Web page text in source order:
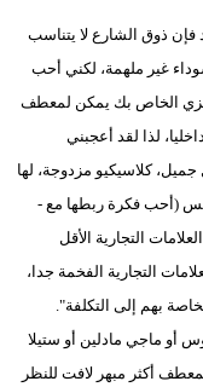
ذوق الشارع لا يتناسب
غير ملهمة، لكني أحب
الزي الخاص بك يمكن لمعطف
لذا لقد أعجبني
كلاسيكيو مزدوجة، لها
(أحب فكرة ربطها مع -
التجارية الأقل
التجارية الفخمة جدا،
بهم إلى التكلفة".
أو ماجي مادلين أو ستيلا
أكثر مبهر لافت للنظر